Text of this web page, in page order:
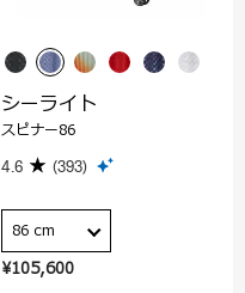
¥105,600
シーライト
スピナー86
4.6 (393)
86 cm